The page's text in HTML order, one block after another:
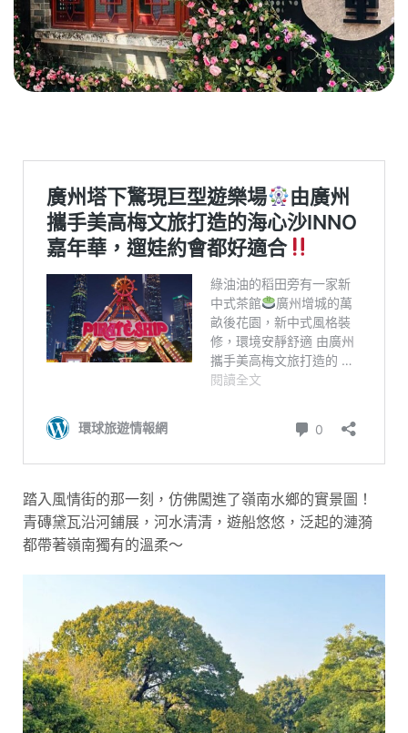
踏入風情街的那一刻，仿佛闖進了嶺南水鄉的實景圖！
青磚黛瓦沿河鋪展，河水清清，遊船悠悠，泛起的漣漪
都帶著嶺南獨有的溫柔～